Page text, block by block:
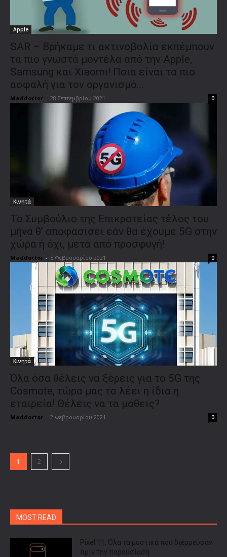
Apple
SAR – Βρήκαμε τι ακτινοβολία εκπέμπουν
τα πιο γνωστά μοντέλα από την Apple,
Samsung και Xiaomi! Ποια είναι τα πιο
ασφαλή για τον οργανισμό...
Maddoctor - 28 Σεπτεμβρίου 2021 0
Κινητά
Το Συμβούλιο της Επικρατείας τέλος του
μήνα θ’ αποφασίσει εάν θα έχουμε 5G στην
χώρα ή όχι, μετά από προσφυγή!
Maddoctor - 5 Φεβρουαρίου 2021 0
Κινητά
Όλα όσα θέλεις να ξέρεις για το 5G της
Cosmote, τώρα μας τα λέει η ίδια η
εταιρεία! Θέλεις να τα μάθεις?
Maddoctor - 2 Φεβρουαρίου 2021 0
1 2
MOST READ
Pixel 11: Όλα τα μυστικά που διέρρευσαν
πριν την παρουσίαση